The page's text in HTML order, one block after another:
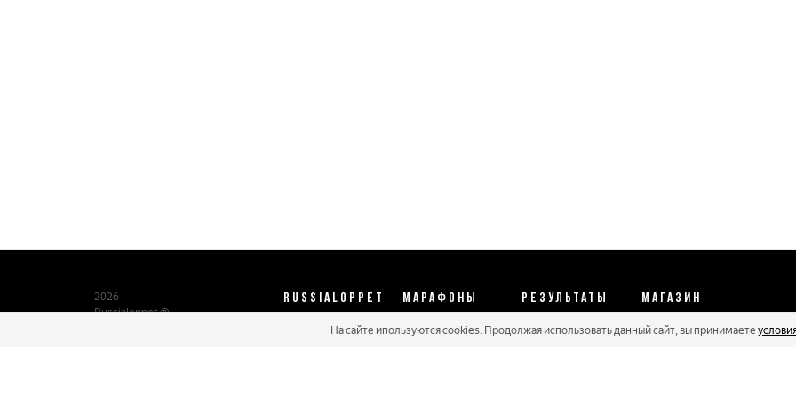
2026
Russialoppet ®
RUSSIALOPPET МАРАФОНЫ РЕЗУЛЬТАТЫ МАГАЗИН
Календарь 2026
Протоколы 2025
Реквизиты
На сайте ипользуются cookies. Продолжая использовать данный сайт, вы принимаете